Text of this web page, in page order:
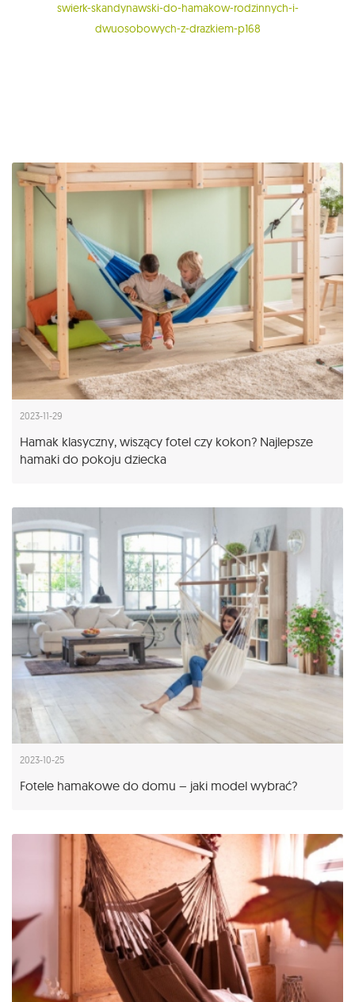
swierk-skandynawski-do-hamakow-rodzinnych-i-
dwuosobowych-z-drazkiem-p168
2023-11-29
Hamak klasyczny, wiszący fotel czy kokon? Najlepsze
hamaki do pokoju dziecka
2023-10-25
Fotele hamakowe do domu – jaki model wybrać?